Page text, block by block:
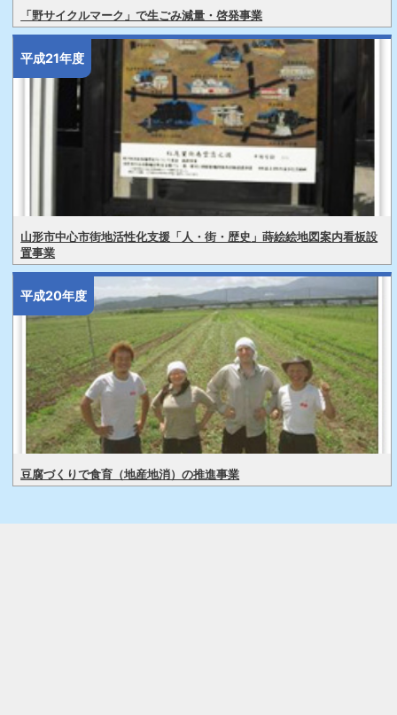
「野サイクルマーク」で生ごみ減量・啓発事業
平成21年度
山形市中心市街地活性化支援「人・街・歴史」蒔絵絵地図案内看板設
置事業
平成20年度
豆腐づくりで食育（地産地消）の推進事業